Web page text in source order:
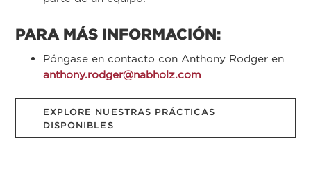
PARA MÁS INFORMACIÓN:
Póngase en contacto con Anthony Rodger en
anthony.rodger@nabholz.com
EXPLORE NUESTRAS PRÁCTICAS
DISPONIBLES